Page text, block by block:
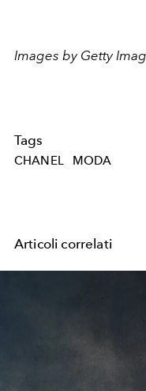
Images by Getty
Tags
CHANEL MODA
Articoli correlati